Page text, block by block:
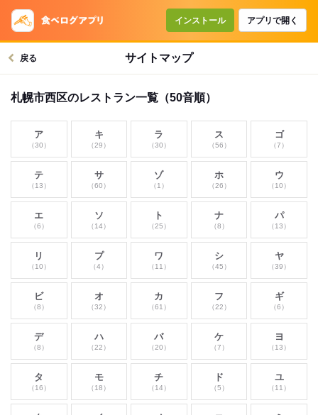
インストール アプリで開く
サイトマップ
戻る
札幌市西区のレストラン一覧（50音順）
ア
（30）
キ
（29）
ラ
（30）
ス
（56）
ゴ
（7）
テ
（13）
サ
（60）
ゾ
（1）
ホ
（26）
ウ
（10）
エ
（6）
ソ
（14）
ト
（25）
ナ
（8）
パ
（13）
リ
（10）
プ
（4）
ワ
（11）
シ
（45）
ヤ
（39）
ビ
（8）
オ
（32）
カ
（61）
フ
（22）
ギ
（6）
デ
（8）
ハ
（22）
バ
（20）
ケ
（7）
ヨ
（13）
タ
（16）
モ
（18）
チ
（14）
ド
（5）
ユ
（11）